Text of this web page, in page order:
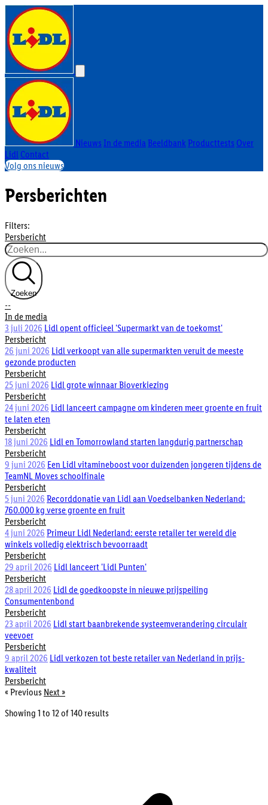
Nieuws In de mediaBeeldbank Producttests Over
Lidl Contact
Volg ons nieuws
Persberichten
Filters:
Persbericht
Zoeken
--
In de media
3 juli 2026 Lidl opent officieel 'Supermarkt van de toekomst'
Persbericht
26 juni 2026 Lidl verkoopt van alle supermarkten veruit de meeste
gezonde producten
Persbericht
25 juni 2026 Lidl grote winnaar Bioverkiezing
Persbericht
24 juni 2026 Lidl lanceert campagne om kinderen meer groente en fruit
te laten eten
Persbericht
18 juni 2026 Lidl en Tomorrowland starten langdurig partnerschap
Persbericht
9 juni 2026 Een Lidl vitamineboost voor duizenden jongeren tijdens de
TeamNL Moves schoolfinale
Persbericht
5 juni 2026 Recorddonatie van Lidl aan Voedselbanken Nederland:
760.000 kg verse groente en fruit
Persbericht
4 juni 2026 Primeur Lidl Nederland: eerste retailer ter wereld die
winkels volledig elektrisch bevoorraadt
Persbericht
29 april 2026 Lidl lanceert 'Lidl Punten'
Persbericht
28 april 2026 Lidl de goedkoopste in nieuwe prijspeiling
Consumentenbond
Persbericht
23 april 2026 Lidl start baanbrekende systeemverandering circulair
veevoer
Persbericht
9 april 2026 Lidl verkozen tot beste retailer van Nederland in prijs-
kwaliteit
Persbericht
« Previous Next »
Showing 1 to 12of140results